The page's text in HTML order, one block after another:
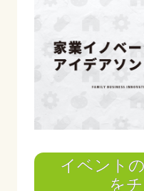
イベント
を